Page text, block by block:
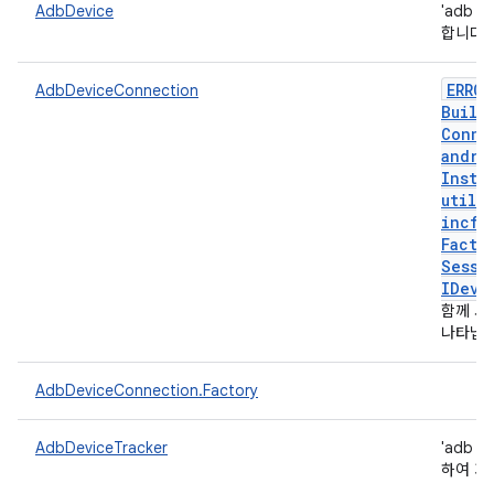
AdbDevice
'adb
합니다.
AdbDeviceConnection
util
incfs
함께 사
나타냅
AdbDeviceConnection.Factory
AdbDeviceTracker
'adb
하여 기